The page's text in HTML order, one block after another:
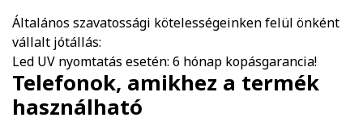
Általános szavatossági kötelességeinken felül önként
vállalt jótállás:
Led UV nyomtatás esetén: 6 hónap kopásgarancia!
Telefonok, amikhez a termék
használható